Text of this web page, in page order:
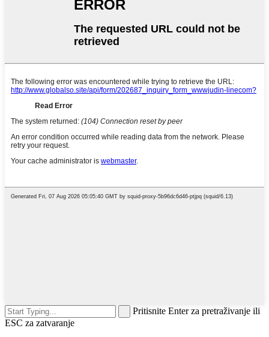
Pritisnite Enter za pretraživanje ili
ESC za zatvaranje